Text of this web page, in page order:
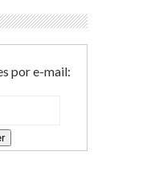
por e-mail: